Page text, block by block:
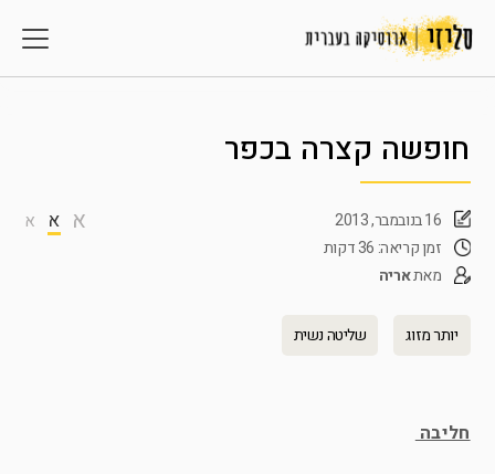
חופשה קצרה בכפר
א א א
16 בנובמבר, 2013
זמן קריאה: 36 דקות
מאתאריה
יותר מזוג שליטה נשית
חליבה